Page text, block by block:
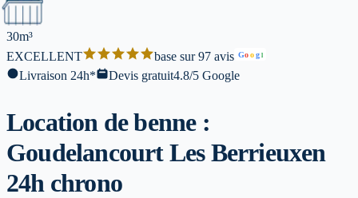
30m³
EXCELLENT
base sur 97 avis Goog l
Livraison 24h* Devis gratuit4.8/5 Google
Location de benne :
Goudelancourt Les Berrieuxen
24h chrono